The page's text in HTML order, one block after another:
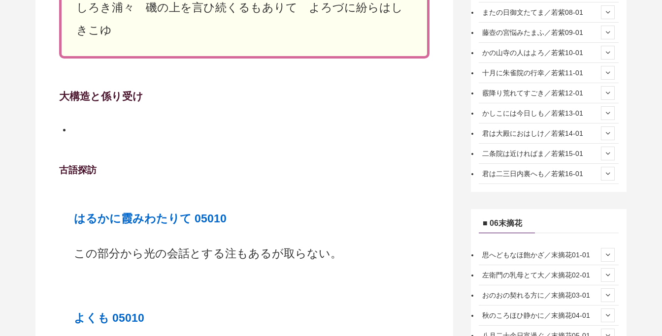
しろき浦々 磯の上を言ひ続くるもありて よろづに紛らはし
きこゆ
大構造と係り受け
古語探訪
はるかに霞みわたりて 05010
この部分から光の会話とする注もあるが取らない。
よくも 05010
またの日御文たてま／若紫08-01
藤壺の宮悩みたまふ／若紫09-01
かの山寺の人はよろ／若紫10-01
十月に朱雀院の行幸／若紫11-01
霰降り荒れてすごき／若紫12-01
かしこには今日しも／若紫13-01
君は大殿におはしけ／若紫14-01
二条院は近ければま／若紫15-01
君は二三日内裏へも／若紫16-01
■ 06末摘花
思へどもなほ飽かざ／末摘花01-01
左衛門の乳母とて大／末摘花02-01
おのおの契れる方に／末摘花03-01
秋のころほひ静かに／末摘花04-01